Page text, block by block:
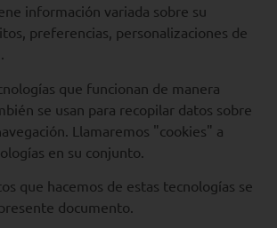
información variada sobre su
preferencias, personalizaciones de
que funcionan de manera
se usan para recopilar datos sobre
Llamaremos "cookies" a
en su conjunto.
que hacemos de estas tecnologías se
documento.